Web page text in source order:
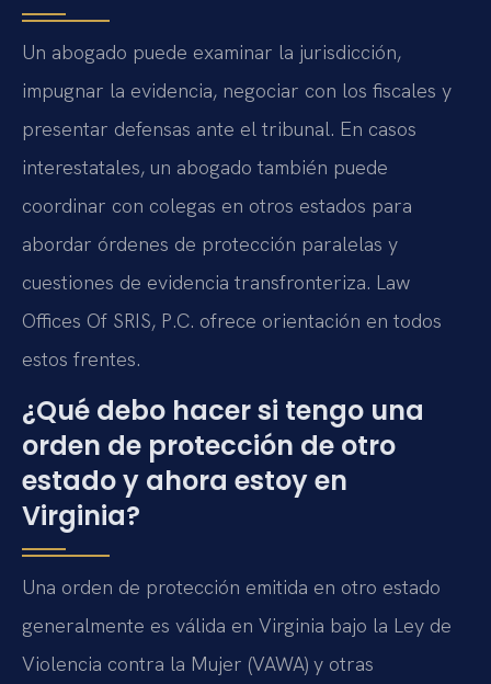
Un abogado puede examinar la jurisdicción,
impugnar la evidencia, negociar con los fiscales y
presentar defensas ante el tribunal. En casos
interestatales, un abogado también puede
coordinar con colegas en otros estados para
abordar órdenes de protección paralelas y
cuestiones de evidencia transfronteriza. Law
Offices Of SRIS, P.C. ofrece orientación en todos
estos frentes.
¿Qué debo hacer si tengo una
orden de protección de otro
estado y ahora estoy en
Virginia?
Una orden de protección emitida en otro estado
generalmente es válida en Virginia bajo la Ley de
Violencia contra la Mujer (VAWA) y otras